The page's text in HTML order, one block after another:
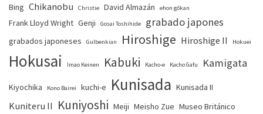
Bing Chikanobu Christie David Almazán ehon gōkan
Frank Lloyd Wright Genji Gosai Toshihide grabado japones
grabados japoneses Gulbenkian Hiroshige Hiroshige II Hokuei
Hokusai Imao Keinen Kabuki Kacho-e Kacho Gafu Kamigata
Kiyochika Kono Bairei kuchi-e Kunisada Kunisada II
Kuniteru II Kuniyoshi Meiji Meisho Zue Museo Británico